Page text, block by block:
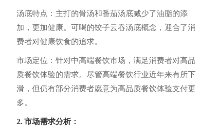
汤底特点：主打的骨汤和番茄汤底减少了油脂的添
加，更加健康。可喝的饺子云吞汤底概念，迎合了消
费者对健康饮食的追求。
市场定位：针对中高端餐饮市场，满足消费者对高品
质餐饮体验的需求。尽管高端餐饮行业近年来有所下
滑，但仍有部分消费者愿意为高品质餐饮体验支付更
多。
2. 市场需求分析：